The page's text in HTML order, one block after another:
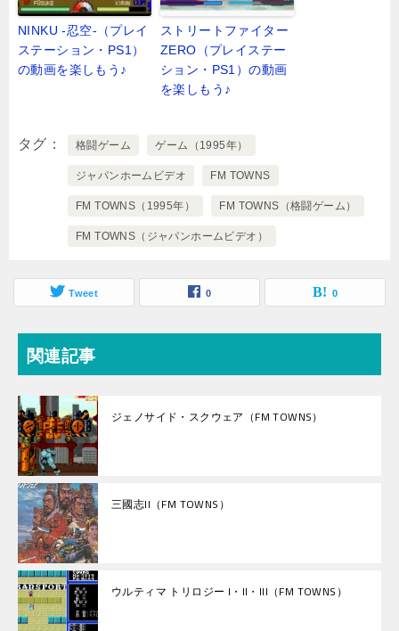
NINKU -忍空-（プレイ
ステーション・PS1）
の動画を楽しもう♪
ストリートファイター
ZERO（プレイステー
ション・PS1）の動画
を楽しもう♪
タグ 格闘ゲーム ゲーム（1995年）
ジャパンホームビデオ FM TOWNS
FM TOWNS（1995年） FM TOWNS（格闘ゲーム）
FM TOWNS（ジャパンホームビデオ）
Tweet 0 0
関連記事
ジェノサイド・スクウェア（FM TOWNS）
三國志II（FM TOWNS）
ウルティマ トリロジー I・II・III（FM TOWNS）